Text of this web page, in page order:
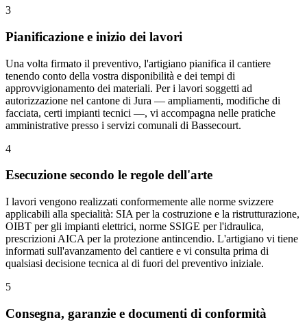
3
Pianificazione e inizio dei lavori
Una volta firmato il preventivo, l'artigiano pianifica il cantiere
tenendo conto della vostra disponibilità e dei tempi di
approvvigionamento dei materiali. Per i lavori soggetti ad
autorizzazione nel cantone di Jura — ampliamenti, modifiche di
facciata, certi impianti tecnici —, vi accompagna nelle pratiche
amministrative presso i servizi comunali di Bassecourt.
4
Esecuzione secondo le regole dell'arte
I lavori vengono realizzati conformemente alle norme svizzere
applicabili alla specialità: SIA per la costruzione e la ristrutturazione,
OIBT per gli impianti elettrici, norme SSIGE per l'idraulica,
prescrizioni AICA per la protezione antincendio. L'artigiano vi tiene
informati sull'avanzamento del cantiere e vi consulta prima di
qualsiasi decisione tecnica al di fuori del preventivo iniziale.
5
Consegna, garanzie e documenti di conformità